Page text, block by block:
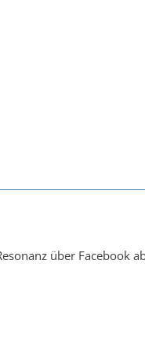
über Facebook